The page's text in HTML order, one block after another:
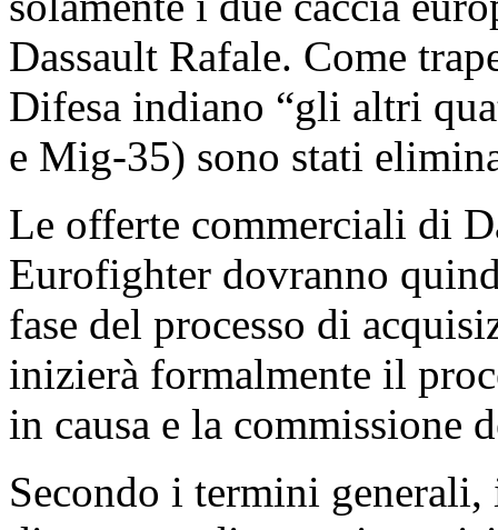
Dassault Rafale. Come
Difesa indiano “gli altri
e Mig-35) sono stati
Le offerte commerciali di
Eurofighter dovranno
fase del processo di
inizierà formalmente il
in causa e la commissione
Secondo i termini